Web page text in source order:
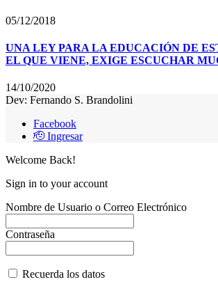
05/12/2018
UNA LEY PARA LA EDUCACIÓN DE
EL QUE VIENE, EXIGE ESCUCHAR
14/10/2020
Dev: Fernando S. Brandolini
Facebook
🫡 Ingresar
Welcome Back!
Sign in to your account
Nombre de Usuario o Correo Electrónico
Contraseña
Recuerda los datos